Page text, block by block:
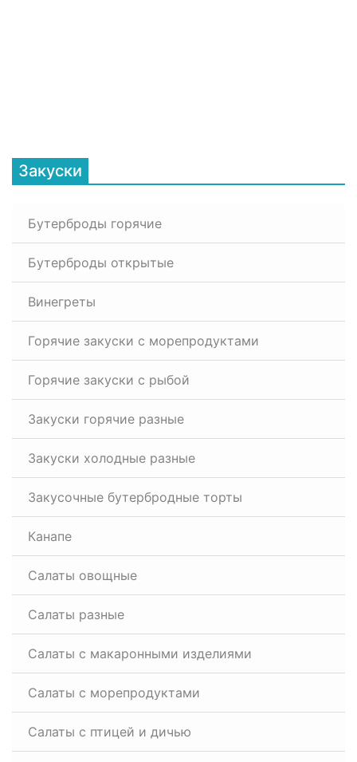
Закуски
Бутерброды горячие
Бутерброды открытые
Винегреты
Горячие закуски с морепродуктами
Горячие закуски с рыбой
Закуски горячие разные
Закуски холодные разные
Закусочные бутербродные торты
Канапе
Салаты овощные
Салаты разные
Салаты с макаронными изделиями
Салаты с морепродуктами
Салаты с птицей и дичью